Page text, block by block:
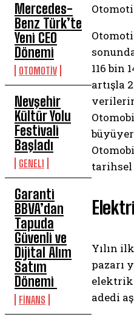
Mercedes-
Benz Türk’te
Yeni CEO
Dönemi
OTOMOTİV
Nevşehir
Kültür Yolu
Festivali
Başladı
GENEL1
Garanti
BBVA’dan
Tapuda
Güvenli ve
Dijital Alım
Satım
Dönemi
FİNANS
116 bin
artışla
tarihsel
Yılın
pazarı
adedi